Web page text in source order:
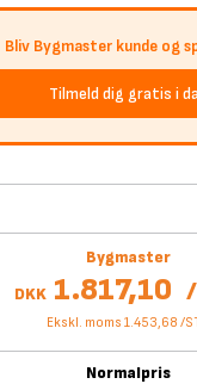
Bliv Bygmaster kunde og
Tilmeld dig gratis i
Bygmaster
DKK 1.817,10 /
Ekskl. moms 1.453,68 /
Normalpris